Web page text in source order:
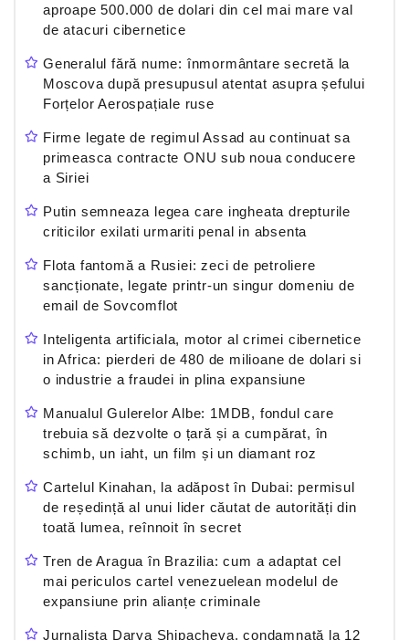
aproape 500.000 de dolari din cel mai mare val
de atacuri cibernetice
Generalul fără nume: înmormântare secretă la
Moscova după presupusul atentat asupra șefului
Forțelor Aerospațiale ruse
Firme legate de regimul Assad au continuat sa
primeasca contracte ONU sub noua conducere
a Siriei
Putin semneaza legea care ingheata drepturile
criticilor exilati urmariti penal in absenta
Flota fantomă a Rusiei: zeci de petroliere
sancționate, legate printr-un singur domeniu de
email de Sovcomflot
Inteligenta artificiala, motor al crimei cibernetice
in Africa: pierderi de 480 de milioane de dolari si
o industrie a fraudei in plina expansiune
Manualul Gulerelor Albe: 1MDB, fondul care
trebuia să dezvolte o țară și a cumpărat, în
schimb, un iaht, un film și un diamant roz
Cartelul Kinahan, la adăpost în Dubai: permisul
de reședință al unui lider căutat de autorități din
toată lumea, reînnoit în secret
Tren de Aragua în Brazilia: cum a adaptat cel
mai periculos cartel venezuelean modelul de
expansiune prin alianțe criminale
Jurnalista Darya Shipacheva, condamnată la 12